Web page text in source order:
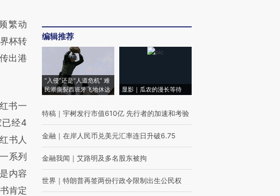
结而
表财
致比
繁动
杯转
出港
书一
已经4
书人
系列
内容
肯定
编辑推荐
“入侵”还是“人道危机” 难
民潮撕裂西班牙飞地休达
显影｜瓜农的漫长等待
特稿 ｜ 宇树发行市值610亿 先行者的加速和考验
金融 ｜ 在岸人民币兑美元汇率连日升破6.75
金融我闻 ｜ 艾路明及多名股东被拘
世界 ｜ 特朗普再签两份行政令限制出生公民权